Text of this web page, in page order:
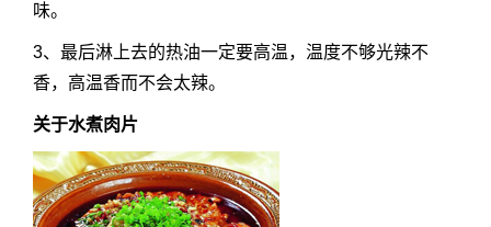
味。
3、最后淋上去的热油一定要高温，温度不够光辣不
香，高温香而不会太辣。
关于水煮肉片